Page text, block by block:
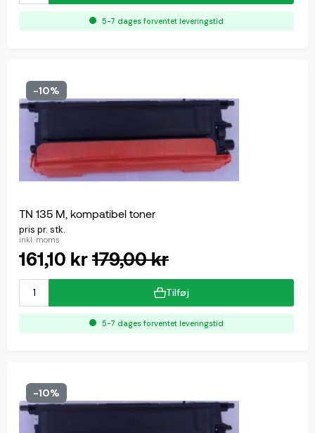
5-7 dages forventet leveringstid
-10%
TN 135 M, kompatibel toner
pris pr. stk.
inkl. moms
161,10 kr179,00 kr
Tilføj
5-7 dages forventet leveringstid
-10%